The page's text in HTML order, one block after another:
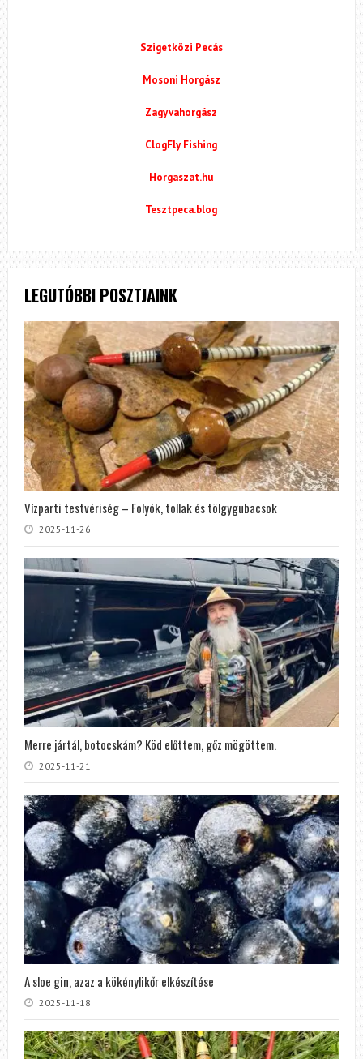
Szigetközi Pecás
Mosoni Horgász
Zagyvahorgász
ClogFly Fishing
Horgaszat.hu
Tesztpeca.blog
LEGUTÓBBI POSZTJAINK
Vízparti testvériség – Folyók, tollak és tölgygubacsok
2025-11-26
Merre jártál, botocskám? Köd előttem, gőz mögöttem.
2025-11-21
A sloe gin, azaz a kökénylikőr elkészítése
2025-11-18